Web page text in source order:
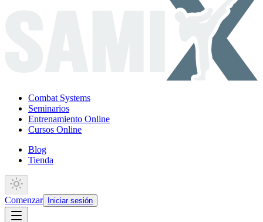
Combat Systems
Seminarios
Entrenamiento Online
Cursos Online
Blog
Tienda
Comenzar Iniciar sesión